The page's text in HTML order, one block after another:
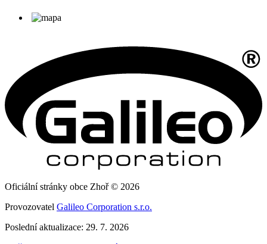
Oficiální stránky obce Zhoř © 2026
Provozovatel Galileo Corporation s.r.o.
Poslední aktualizace: 29. 7. 2026